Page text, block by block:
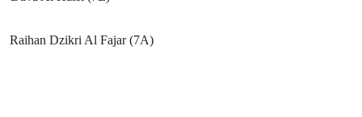
Raihan Dzikri Al Fajar (7A)